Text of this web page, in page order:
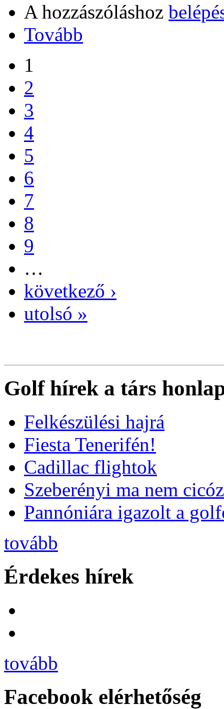
A hozzászóláshoz
Tovább
1
2
3
4
5
6
7
8
9
…
következő ›
utolsó »
Golf hírek a társ
Felkészülési hajrá
Fiesta Tenerifén!
Cadillac flightok
Szeberényi ma nem
Pannóniára igazolt a
tovább
Érdekes hírek
tovább
Facebook elérhetőség